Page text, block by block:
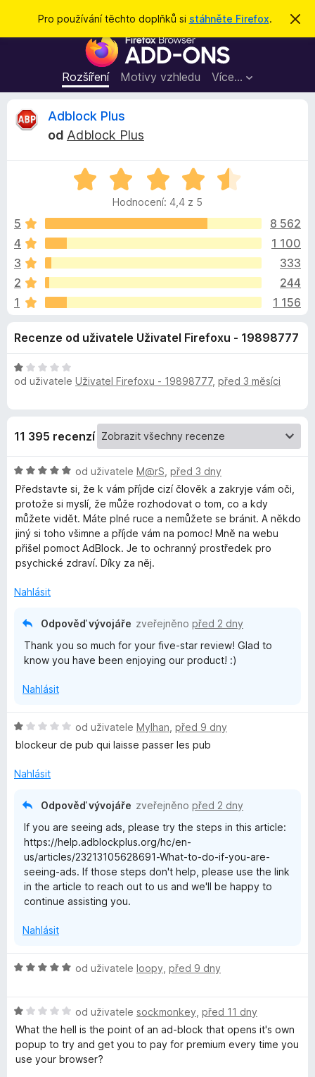
Pro používání těchto doplňků si stáhněte Firefox.
S
r
D
o
p
l
o
p
r
o
l
í
ž
e
e
i
o
x
Rozšíření Motivy vzhledu Více…
Přihlásit se
R
e
n
z
d
o
p
l
ň
k
u
A
d
b
l
o
c
k
P
l
u
s
Adblock Plus
od Adblock Plus
H
n
c
n
:
,
z
5
Hodnocení: 4,4 z 5
5
8 562
4
1 100
3
333
2
244
1
1 156
Recenze od uživatele Uživatel Firefoxu - 19898777
H
o
c
n
:
1
z
5
od uživatele Uživatel Firefoxu - 19898777, před 3 měsíci
11 395 recenzí
H
o
d
n
o
c
e
í
od uživatele M@rS před 3 dny
Představte si, že k vám příjde cizí člověk a zakryje vám oči,
protože si myslí, že může rozhodovat o tom, co a kdy
můžete vidět. Máte plné ruce a nemůžete se bránit. A někdo
jiný si toho všimne a příjde vám na pomoc! Mně na webu
přišel pomoct AdBlock. Je to ochranný prostředek pro
psychické zdraví. Díky za něj.
Nahlásit
Odpověď vývojáře zveřejněno před 2 dny
Thank you so much for your five-star review! Glad to
know you have been enjoying our product! :)
Nahlásit
H
o
n
od uživatele Mylhan před 9 dny
blockeur de pub qui laisse passer les pub
Nahlásit
Odpověď vývojáře zveřejněno před 2 dny
If you are seeing ads, please try the steps in this article:
https://help.adblockplus.org/hc/en-
us/articles/23213105628691-What-to-do-if-you-are-
seeing-ads. If those steps don't help, please use the link
in the article to reach out to us and we'll be happy to
continue assisting you.
Nahlásit
H
n
o
c
e
od uživatele loopy před 9 dny
H
o
d
n
od uživatele sockmonkey před 11 dny
What the hell is the point of an ad-block that opens it's own
popup to try and get you to pay for premium every time you
use your browser?